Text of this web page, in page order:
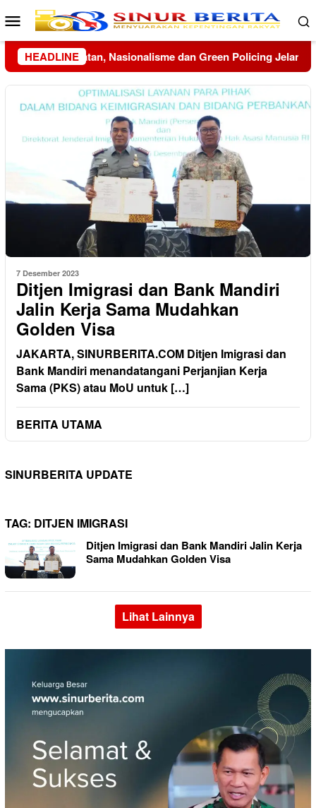
Loncat
ke
konten
Menu
Mobile
HEADLINE
HUT ke-81 RI Menko Polkam Imbau Masyarakat
7 Desember 2023
Ditjen Imigrasi dan Bank Mandiri
Jalin Kerja Sama Mudahkan
Golden Visa
JAKARTA, SINURBERITA.COM Ditjen Imigrasi dan
Bank Mandiri menandatangani Perjanjian Kerja
Sama (PKS) atau MoU untuk […]
BERITA UTAMA
SINURBERITA UPDATE
TAG: DITJEN IMIGRASI
Ditjen Imigrasi dan Bank Mandiri Jalin Kerja
Sama Mudahkan Golden Visa
Lihat Lainnya